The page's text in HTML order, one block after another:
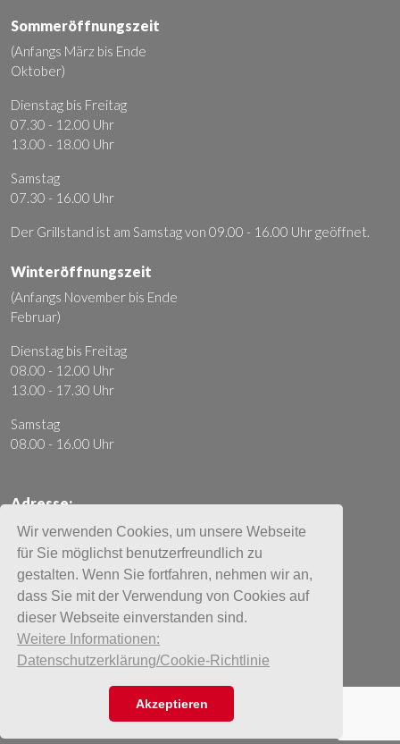
Wir verwenden Cookies, um unsere Webseite
für Sie möglichst benutzerfreundlich zu
gestalten. Wenn Sie fortfahren, nehmen wir an,
dass Sie mit der Verwendung von Cookies auf
dieser Webseite einverstanden sind.
Weitere Informationen:
Datenschutzerklärung/Cookie-Richtlinie
Akzeptieren
Sommeröffnungszeit
(Anfangs März bis Ende
Oktober)
Dienstag bis Freitag
07.30 - 12.00 Uhr
13.00 - 18.00 Uhr
Samstag
07.30 - 16.00 Uhr
Der Grillstand ist am Samstag von 09.00 - 16.00 Uhr geöffnet.
Winteröffnungszeit
(Anfangs November bis Ende
Februar)
Dienstag bis Freitag
08.00 - 12.00 Uhr
13.00 - 17.30 Uhr
Samstag
08.00 - 16.00 Uhr
Adresse:
Moto Mader AG
Ausserfeldstrasse 20
5036 Oberentfelden
+41 62 737 85 85
info@moto-mader.ch
Impressum